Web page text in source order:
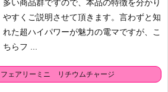
多い商品群ですので、本品の特徴を分かり
やすくご説明させて頂きます。言わずと知
れた超ハイパワーが魅力の電マですが、こ
ちらフ ...
フェアリーミニ リチウムチャージ